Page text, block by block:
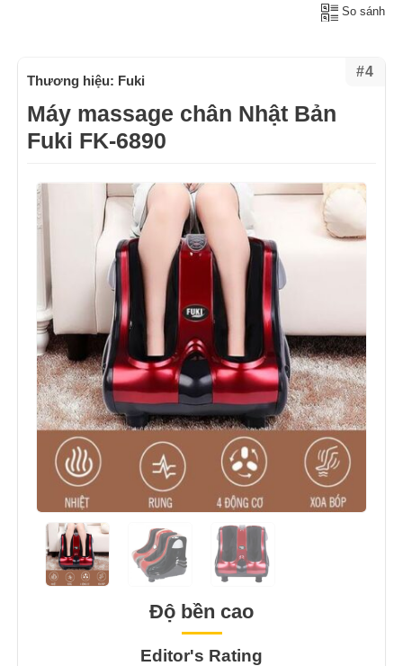
So sánh
#4
Thương hiệu: Fuki
Máy massage chân Nhật Bản
Fuki FK-6890
Độ bền cao
Editor's Rating